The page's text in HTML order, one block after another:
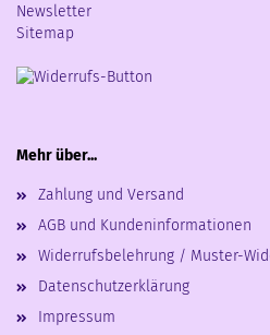
Newsletter
Sitemap
Mehr über...
Zahlung und Versand
AGB und Kundeninformationen
Widerrufsbelehrung / Muster-
Datenschutzerklärung
Impressum